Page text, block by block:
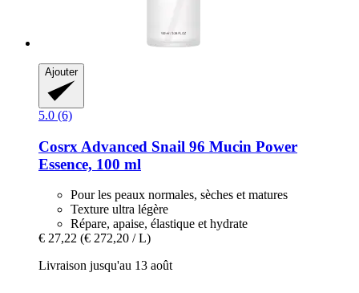
Ajouter
5.0 (6)
Cosrx Advanced Snail 96 Mucin Power
Essence, 100 ml
Pour les peaux normales, sèches et matures
Texture ultra légère
Répare, apaise, élastique et hydrate
€ 27,22 (€ 272,20 / L)
Livraison jusqu'au 13 août